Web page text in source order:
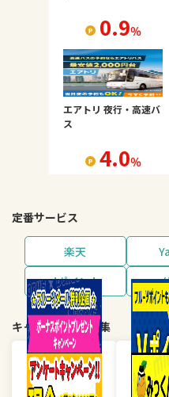
0.9％
エアトリ 夜行・高速バ
ス
4.0％
定番サービス
楽天
dポイント
キャンペーン・特集